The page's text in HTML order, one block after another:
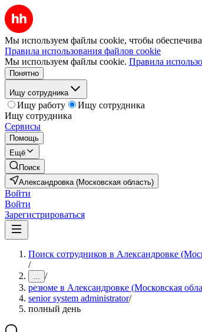
Мы используем файлы cookie, чтобы
Правила использования файлов cookie
Мы используем файлы cookie. Правила
Понятно
Ищу сотрудника
Ищу работу
Ищу сотрудника
Ищу сотрудника
Сервисы
Помощь
Ещё
Поиск
Александровка (Московская область)
Войти
Войти
Зарегистрироваться
Поиск сотрудников в Александровке
/
... /
резюме в Александровке (Московская
senior system administrator/
полный день